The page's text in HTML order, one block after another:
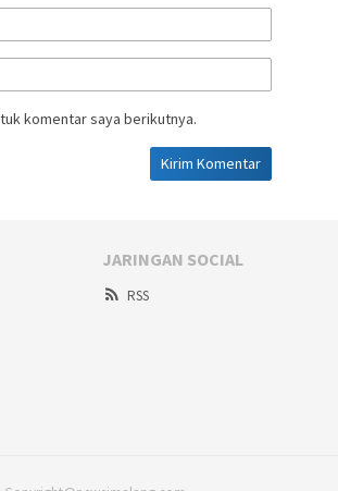
komentar saya berikutnya.
JARINGAN SOCIAL
RSS